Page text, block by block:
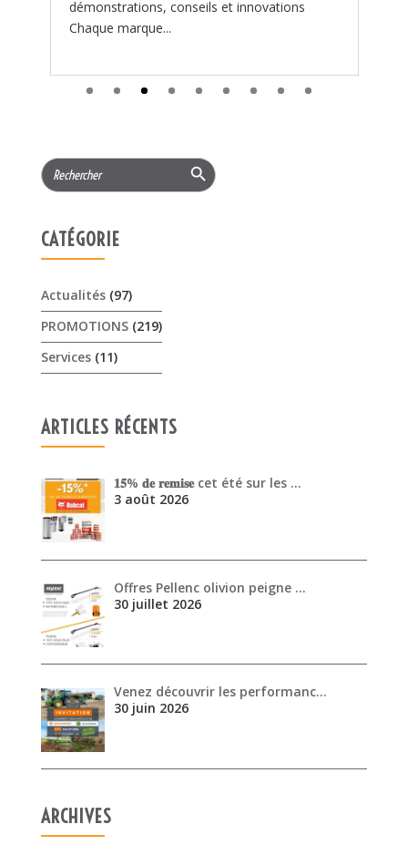
Search
Actualités(97)
PROMOTIONS(219)
ARTICLES RÉCENTS
𝟏𝟓% 𝐝𝐞 𝐫𝐞𝐦𝐢𝐬𝐞 cet été sur les …
3 août 2026
Venez découvrir les performanc…
août 2026
juillet 2026
mai 2026